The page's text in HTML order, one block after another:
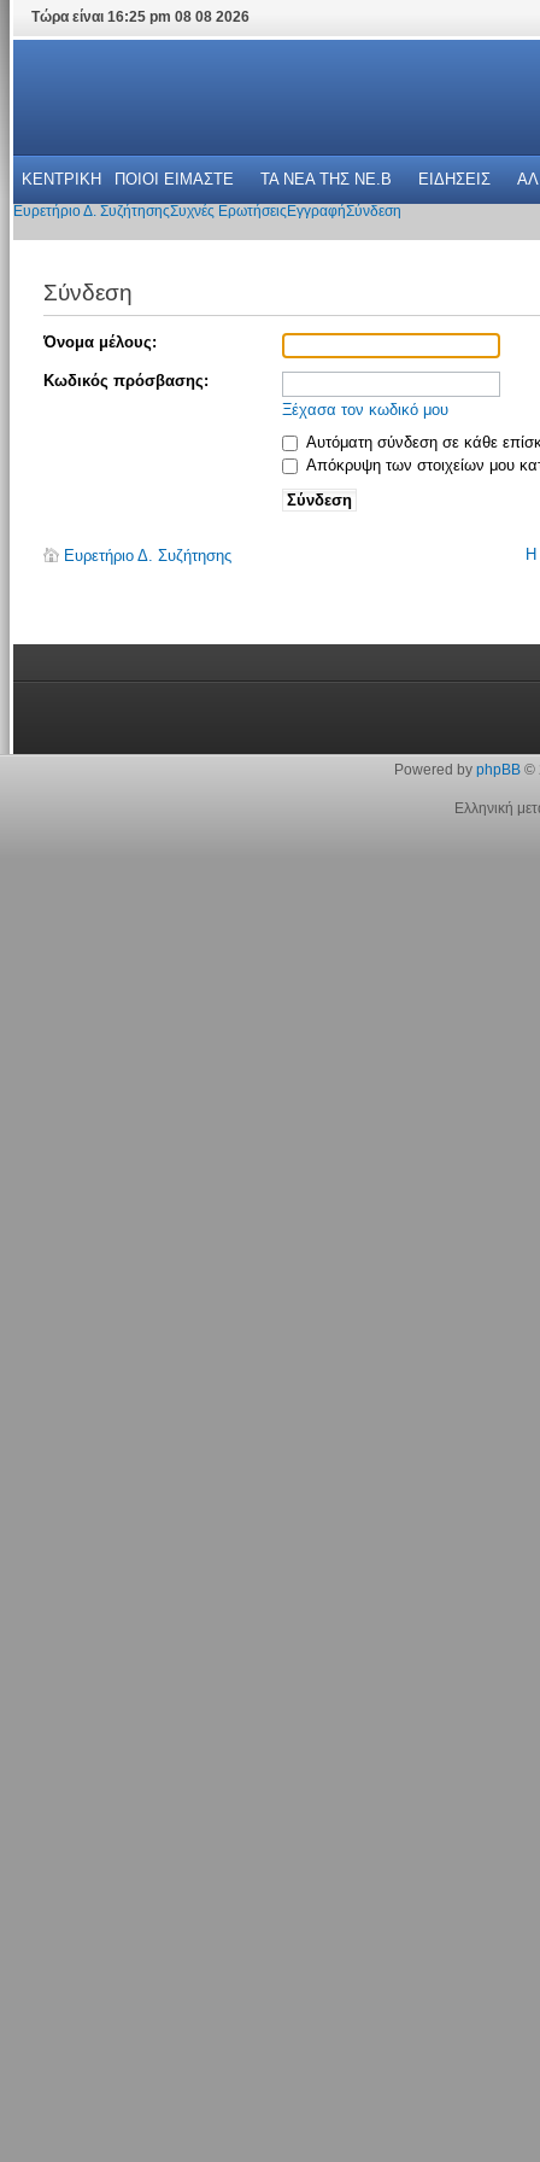
Τώρα είναι 16:25 pm 08 08 2026
ΚΕΝΤΡΙΚΗ ΠΟΙΟΙ ΕΙΜΑΣΤΕ ΤΑ ΝΕΑ THΣ NE.B ΕΙΔΗΣΕΙΣ
Ευρετήριο Δ. ΣυζήτησηςΣυχνές Ερωτήσεις ΕγγραφήΣύνδεση
Σύνδεση
Όνομα μέλους:
Κωδικός πρόσβασης:
Ξέχασα τον κωδικό μου
Αυτόματη σύνδεση σε κάθε
Απόκρυψη των στοιχείων μου
Ευρετήριο Δ. Συζήτησης Η
Powered by phpBB©
Ελληνική